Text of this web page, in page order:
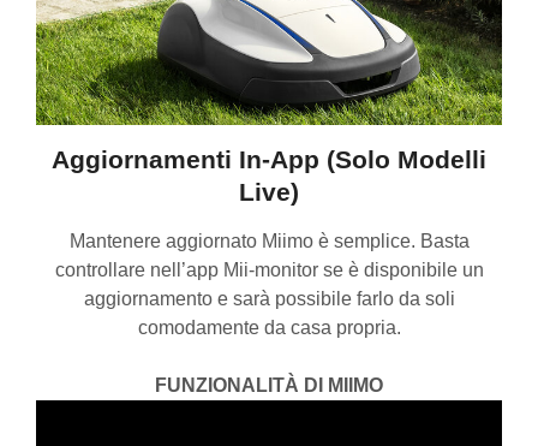
Aggiornamenti In-App (solo Modelli
Live)
Mantenere aggiornato Miimo è semplice. Basta
controllare nell’app Mii-monitor se è disponibile un
aggiornamento e sarà possibile farlo da soli
comodamente da casa propria.
FUNZIONALITÀ DI MIIMO